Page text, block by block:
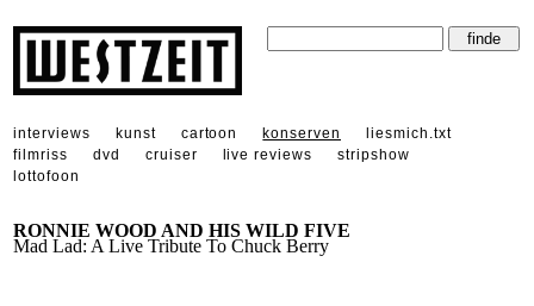
interviews kunst cartoon konserven
liesmich.txt
filmriss
dvd cruiser live reviews
stripshow
lottofoon
RONNIE WOOD AND HIS WILD FIVE
Mad Lad: A Live Tribute To Chuck Berry